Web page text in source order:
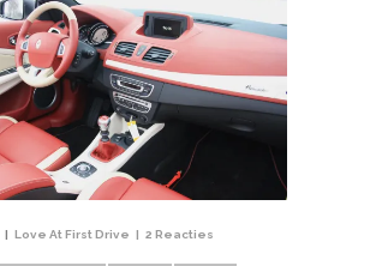
Love At First Drive 2 Reacties